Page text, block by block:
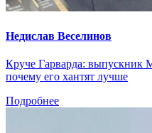
Недислав Веселинов
Круче Гарварда: выпускник
почему его хантят лучше
Подробнее